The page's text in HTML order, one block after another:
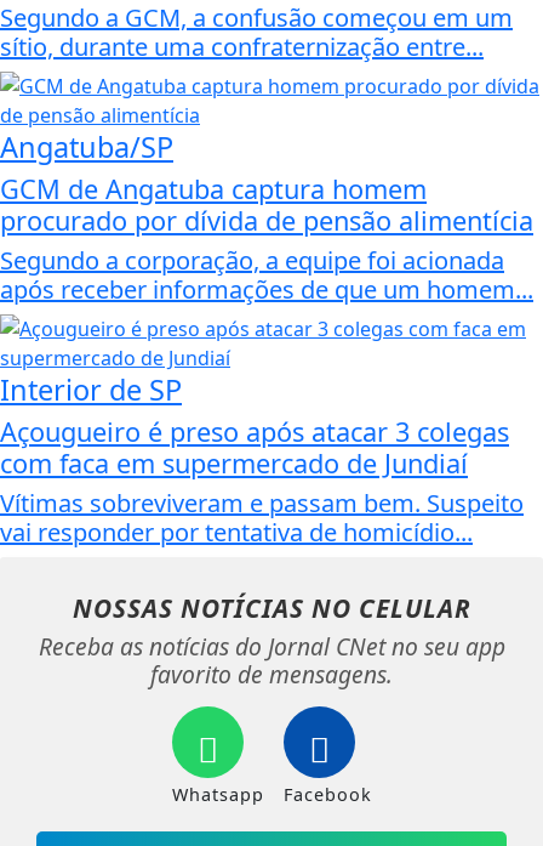
Segundo a GCM, a confusão começou em um
sítio, durante uma confraternização entre...
Angatuba/SP
GCM de Angatuba captura homem
procurado por dívida de pensão alimentícia
Segundo a corporação, a equipe foi acionada
após receber informações de que um homem...
Interior de SP
Açougueiro é preso após atacar 3 colegas
com faca em supermercado de Jundiaí
Vítimas sobreviveram e passam bem. Suspeito
vai responder por tentativa de homicídio...
NOSSAS NOTÍCIAS NO CELULAR
Receba as notícias do Jornal CNet no seu app
favorito de mensagens.
Whatsapp Facebook